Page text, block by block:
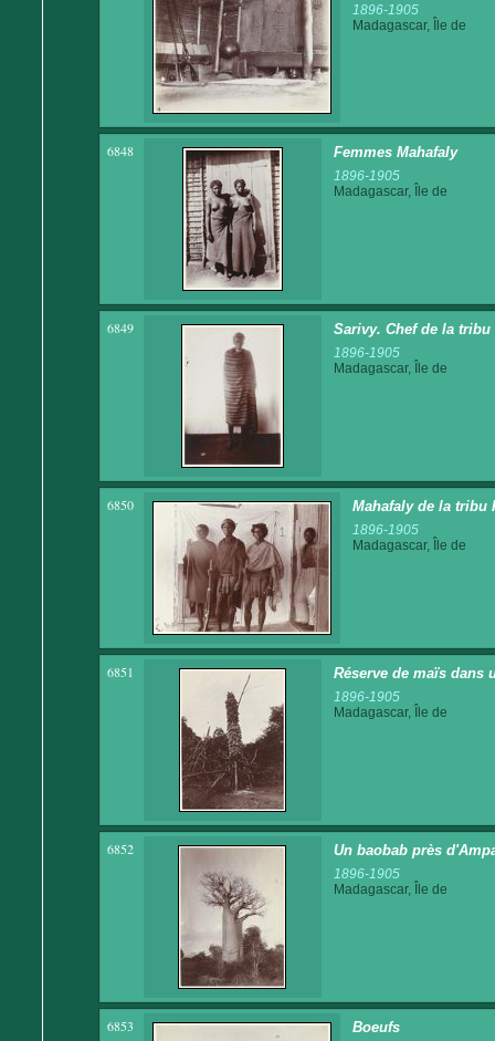
1896-1905
Madagascar, Île de
6848 Femmes Mahafaly
1896-1905
Madagascar, Île de
6849 Sarivy. Chef de la tribu
1896-1905
Madagascar, Île de
6850 Mahafaly de la tribu
1896-1905
Madagascar, Île de
6851 Réserve de maïs dans
1896-1905
Madagascar, Île de
6852 Un baobab près
1896-1905
Madagascar, Île de
6853 Boeufs